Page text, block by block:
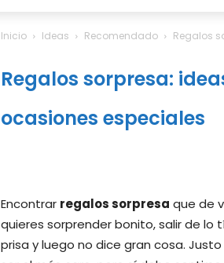
Inicio Ideas Recomendado Regalos
Regalos sorpresa:
ocasiones especiales
Encontrar regalos sorpresa que de
quieres sorprender bonito, salir de
prisa y luego no dice gran cosa.